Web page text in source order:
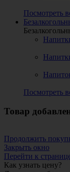
Посмотреть
Посмотреть
Товар
Продолжить
Закрыть окно
Перейти к
Как узнать цену?